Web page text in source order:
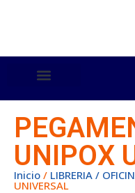
UNIPOX
Inicio / LIBRERIA /
UNIVERSAL